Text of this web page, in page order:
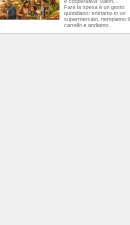
Fare la spesa è un gesto
quotidiano: entriamo in un
supermercato, riempiamo il
carrello e andiamo...